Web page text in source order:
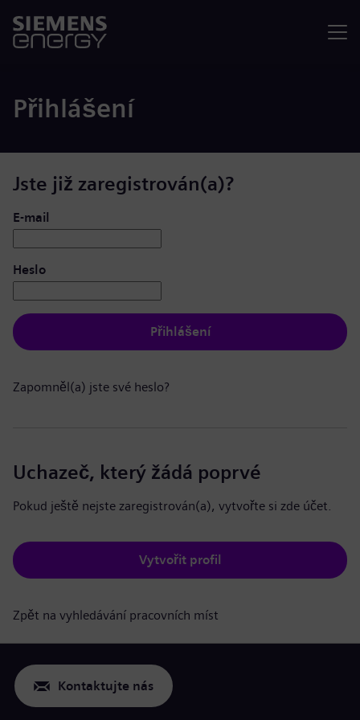
Přihlášení
Jste již zaregistrován(a)?
Přihlášení: uživatel a heslo
E-mail
Heslo
Přihlášení
Zapomněl(a) jste své heslo?
Uchazeč, který žádá poprvé
Pokud ještě nejste zaregistrován(a), vytvořte si zde účet.
Vytvořit profil
Zpět na vyhledávání pracovních míst
Kontaktujte nás